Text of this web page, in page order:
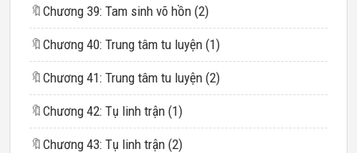
🔖 Chương 39: Tam sinh võ hồn (2)
🔖 Chương 40: Trung tâm tu luyện (1)
🔖 Chương 41: Trung tâm tu luyện (2)
🔖 Chương 42: Tụ linh trận (1)
🔖 Chương 43: Tụ linh trận (2)